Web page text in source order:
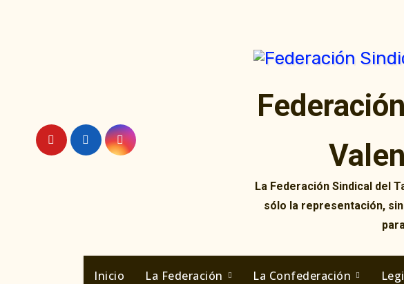
La Federación Sindical del
sólo la representación,
Inicio La Federación La Confederación